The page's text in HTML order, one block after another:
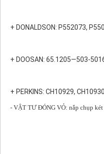
+ DONALDSON: P552073,
+ DOOSAN: 65.1205—503-
+ PERKINS: CH10929,
- VẬT TƯ ĐÓNG VỎ: nắp chụp